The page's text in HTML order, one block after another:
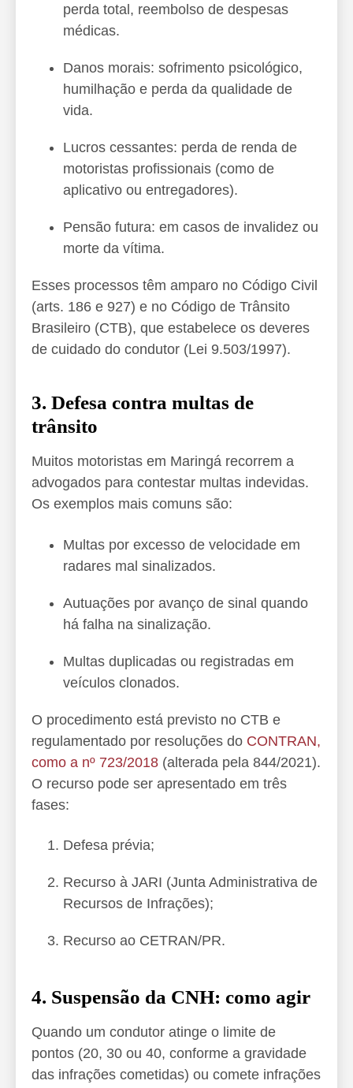
perda total, reembolso de despesas
médicas.
Danos morais: sofrimento psicológico,
humilhação e perda da qualidade de
vida.
Lucros cessantes: perda de renda de
motoristas profissionais (como de
aplicativo ou entregadores).
Pensão futura: em casos de invalidez ou
morte da vítima.
Esses processos têm amparo no Código Civil
(arts. 186 e 927) e no Código de Trânsito
Brasileiro (CTB), que estabelece os deveres
de cuidado do condutor (Lei 9.503/1997).
3. Defesa contra multas de
trânsito
Muitos motoristas em Maringá recorrem a
advogados para contestar multas indevidas.
Os exemplos mais comuns são:
Multas por excesso de velocidade em
radares mal sinalizados.
Autuações por avanço de sinal quando
há falha na sinalização.
Multas duplicadas ou registradas em
veículos clonados.
O procedimento está previsto no CTB e
regulamentado por resoluções do CONTRAN,
como a nº 723/2018 (alterada pela 844/2021).
O recurso pode ser apresentado em três
fases:
Defesa prévia;
Recurso à JARI (Junta Administrativa de
Recursos de Infrações);
Recurso ao CETRAN/PR.
4. Suspensão da CNH: como agir
Quando um condutor atinge o limite de
pontos (20, 30 ou 40, conforme a gravidade
das infrações cometidas) ou comete infrações